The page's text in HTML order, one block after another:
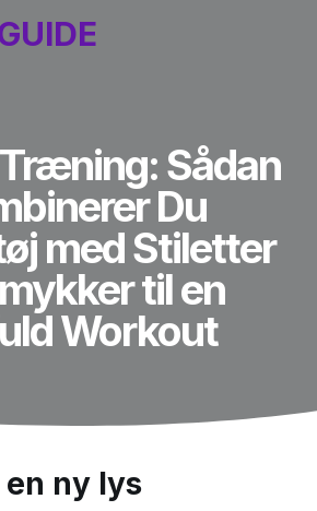
Sådan
Du
med Stiletter
til en
Workout
ny lys